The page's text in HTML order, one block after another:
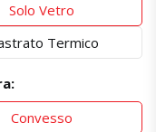
Solo Vetro
Termico
Convesso